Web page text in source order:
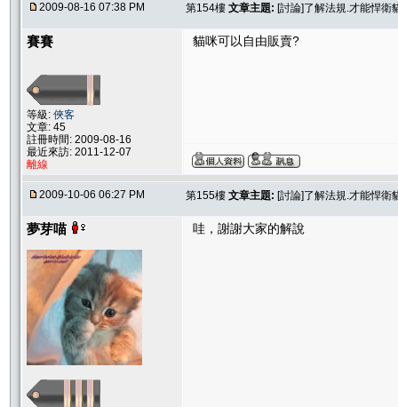
2009-08-16 07:38 PM 第154樓 文章主題: [討論]了解法規.才能悍衛
賽賽
等級: 俠客
文章: 45
註冊時間: 2009-08-16
最近來訪: 2011-12-07
離線
貓咪可以自由販賣?
2009-10-06 06:27 PM 第155樓 文章主題: [討論]了解法規.才能悍衛
夢芽喵 哇，謝謝大家的解說